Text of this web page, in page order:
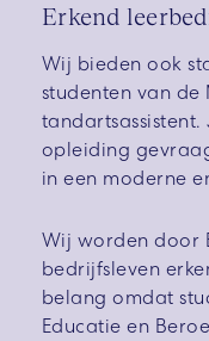
Erkend
Wij bieden ook
studenten van
opleiding
in een moderne
Wij worden door
bedrijfsleven
belang omdat
Educatie en